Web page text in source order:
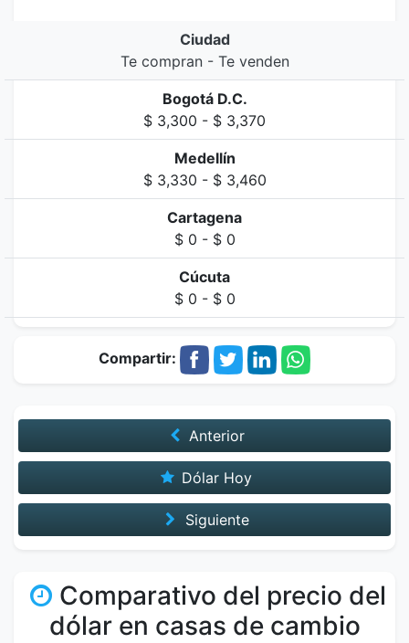
Ciudad
Te compran - Te venden
Bogotá D.C.
$ 3,300 - $ 3,370
Medellín
$ 3,330 - $ 3,460
Cartagena
$ 0 - $ 0
Cúcuta
$ 0 - $ 0
Compartir:
Anterior
Dólar Hoy
Siguiente
Comparativo del precio del
dólar en casas de cambio